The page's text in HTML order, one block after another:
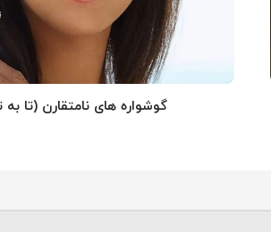
گوشواره های نامتقارن (تا به